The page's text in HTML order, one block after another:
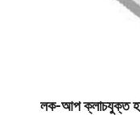
লক-আপ ক্লাচযুক্ত